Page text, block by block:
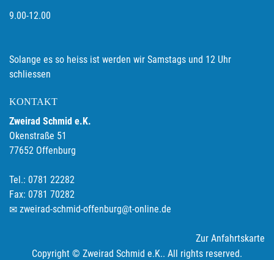
9.00-12.00
Solange es so heiss ist werden wir Samstags und 12 Uhr
schliessen
KONTAKT
Zweirad Schmid e.K.
Okenstraße 51
77652 Offenburg
Tel.: 0781 22282
Fax: 0781 70282
zweirad-schmid-offenburg@t-online.de
Zur Anfahrtskarte
Copyright © Zweirad Schmid e.K.. All rights reserved.